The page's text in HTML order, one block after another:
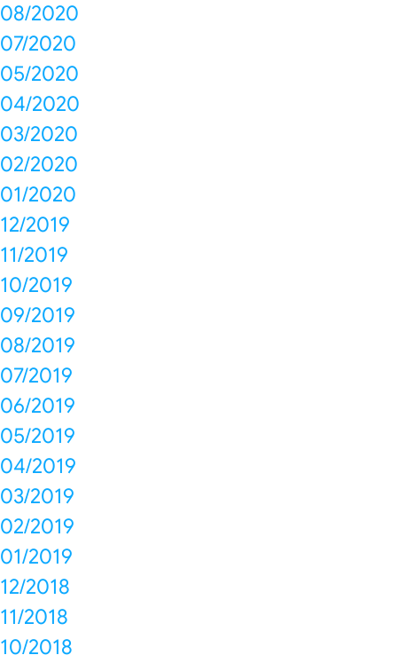
08/2020
07/2020
05/2020
04/2020
03/2020
02/2020
01/2020
12/2019
11/2019
10/2019
09/2019
08/2019
07/2019
06/2019
05/2019
04/2019
03/2019
02/2019
01/2019
12/2018
11/2018
10/2018